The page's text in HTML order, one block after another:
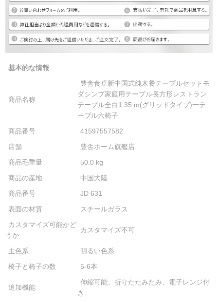
基本的な情報
商品名称
豊舎食卓新中国式純木餐テーブルセットモ
ダシンプ家庭用テーブル長方形レストラン
テーブル全白1.35 m(グリッドタイプ)一テ
ーブル六椅子
商品番号
41597557582
店舗
豊舎ホーム旗艦店
商品毛重量
50.0 kg
商品の産地
中国大陸
商品番号
JD 631
表面の材質
スチールガラス
カスタマイズ可能かど
うか
カスタマイズ不可
主色系
明るい色系
椅子と椅子の数
5-6本
追加機能
伸縮可能、折りたたみたみ、電子レンジ付
き